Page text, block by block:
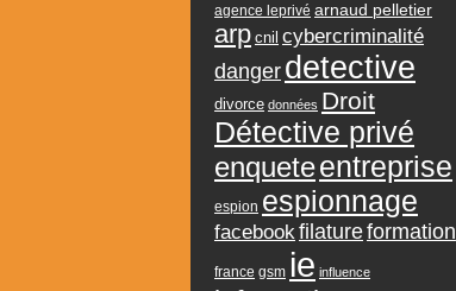
agence leprivé arnaud pelletier
arp cnil cybercriminalité
danger detective
divorce données Droit
Détective privé
enqueteentreprise
espion espionnage
facebookfilatureformation
france gsm ie influence